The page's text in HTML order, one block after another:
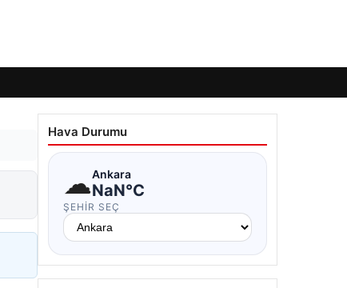
Hava Durumu
☁Ankara
NaN°C
ŞEHIR SEÇ